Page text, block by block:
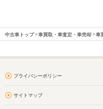
中古車トップ 車買取・車査定・車売却 車
プライバシーポリシー
サイトマップ